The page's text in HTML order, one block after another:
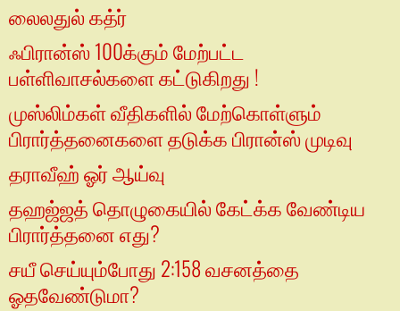
லைலதுல் கத்ர்
ஃபிரான்ஸ் 100க்கும் மேற்பட்ட
பள்ளிவாசல்களை கட்டுகிறது !
முஸ்லிம்கள் வீதிகளில் மேற்கொள்ளும்
பிரார்த்தனைகளை தடுக்க பிரான்ஸ் முடிவு
தராவீஹ் ஓர் ஆய்வு
தஹஜ்ஜத் தொழுகையில் கேட்க்க வேண்டிய
பிரார்த்தனை எது?
சயீ செய்யும்போது 2:158 வசனத்தை
ஓதவேண்டுமா?